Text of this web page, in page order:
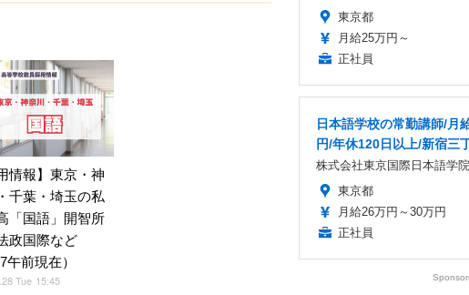
情報】東京・神
千葉・埼玉の私
「国語」開智所
政国際など
午前現在）
Tue 15:45
東京都
月給25万円～
正社員
日本語学校の常勤講師/月
円/年休120日以上/新宿三
株式会社東京国際日本語学院
東京都
月給26万円～30万円
正社員